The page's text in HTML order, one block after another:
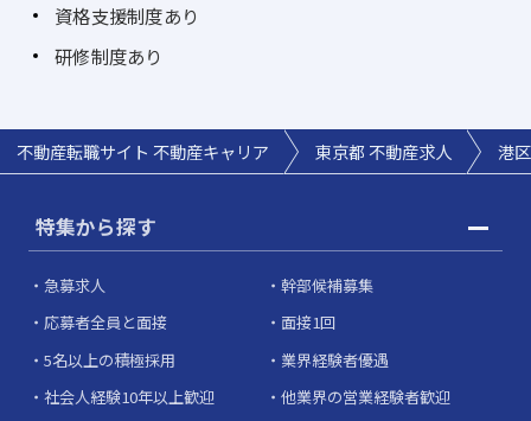
資格支援制度あり
研修制度あり
不動産転職サイト 不動産キャリア 東京都 不動産求人 港
特集から探す
急募求人
幹部候補募集
応募者全員と面接
面接1回
5名以上の積極採用
業界経験者優遇
社会人経験10年以上歓迎
他業界の営業経験者歓迎